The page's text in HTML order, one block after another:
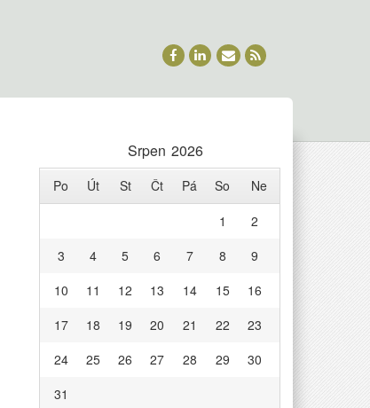
Srpen 2026
Po Út St Čt Pá So
Ne
1
2
3
4 5 6 7 8
9
10
11 12 13 14 15
16
17
18 19 20 21 22
23
24
25 26 27 28 29
30
31